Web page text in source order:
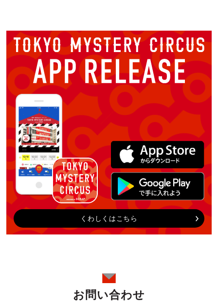
くわしくはこちら
お問い合わせ